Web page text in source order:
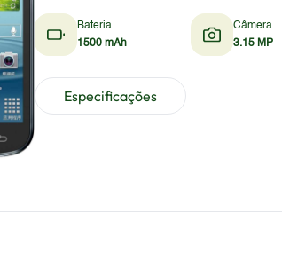
Bateria
1500 mAh
Câmera
3.15 MP
Especificações